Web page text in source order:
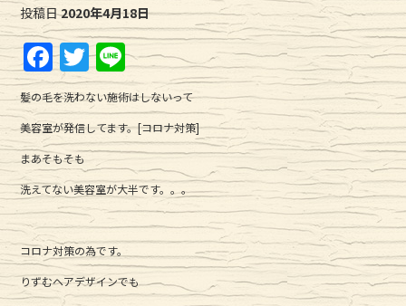
投稿日2020年4月18日
F
a
c
e
b
o
o
k
T
w
it
te
r
Li
n
e
髪の毛を洗わない施術はしないって
美容室が発信してます。[コロナ対策]
まあそもそも
洗えてない美容室が大半です。。。
コロナ対策の為です。
りずむヘアデザインでも